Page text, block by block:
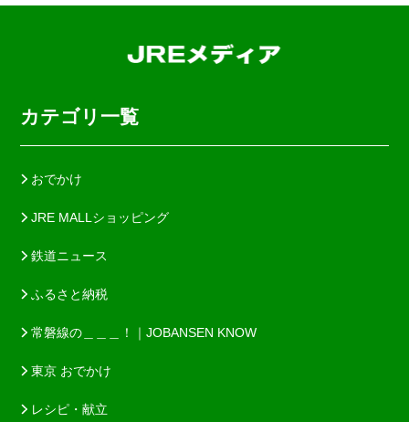
カテゴリ一覧
おでかけ
JRE MALLショッピング
鉄道ニュース
ふるさと納税
常磐線の＿＿＿！｜JOBANSEN KNOW
東京 おでかけ
レシピ・献立